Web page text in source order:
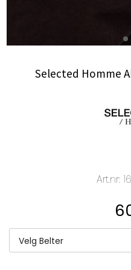
Selected Homme
Art.nr:
Velg Belter